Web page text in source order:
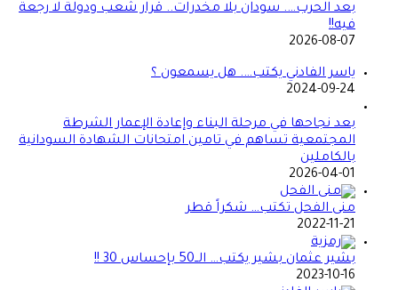
بعد الحرب…. سودان بلا مخدرات.. قرار شعب ودولة لا رجعة
فيه!!
2026-08-07
ياسر الفادني يكتب…. هل يسمعون ؟
2024-09-24
بعد نجاحها في مرحلة البناء وإعادة الإعمار الشرطة
المجتمعية تساهم في تامين امتحانات الشهادة السودانية
بالكاملين
2026-04-01
منى الفحل تكتب… شكراً قطر
2022-11-21
بشير عثمان بشير يكتب… الــ50 بإحساس 30 !!
2023-10-16